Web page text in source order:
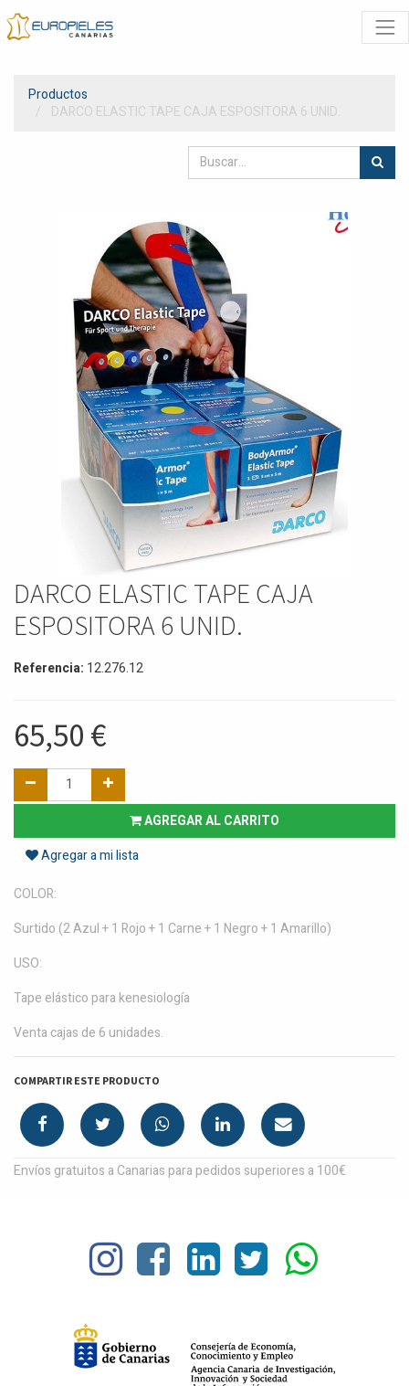
Productos
DARCO ELASTIC TAPE CAJA ESPOSITORA 6 UNID.
DARCO ELASTIC TAPE CAJA
ESPOSITORA 6 UNID.
Referencia: 12.276.12
65,50 €
AGREGAR AL CARRITO
Agregar a mi lista
COLOR:
Surtido (2 Azul + 1 Rojo + 1 Carne + 1 Negro + 1 Amarillo)
USO:
Tape elástico para kenesiología
Venta cajas de 6 unidades.
COMPARTIR ESTE PRODUCTO
Envíos gratuitos a Canarias para pedidos superiores a 100€